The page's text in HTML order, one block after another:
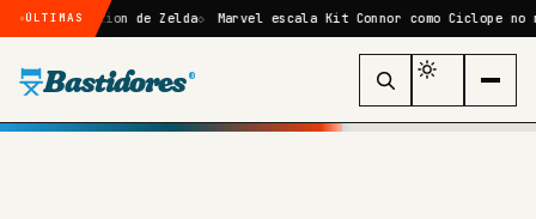
ÚLTIMAS
action de Zelda Marvel escala Kit Connor como Ciclope no reboot de
Bastidores ®